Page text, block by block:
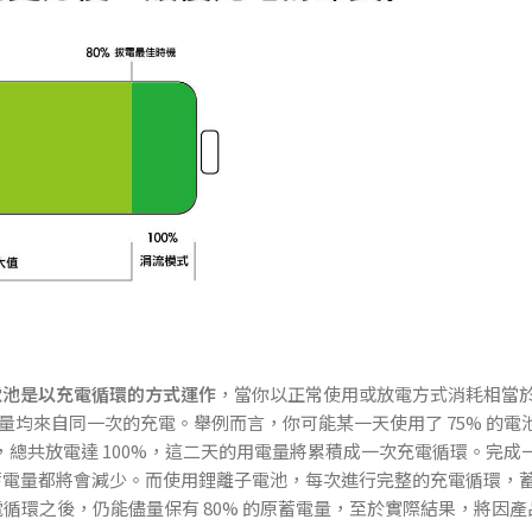
是以充電循環的方式運作 ，當你以正常使用或放電方式消耗相當
來自同一次的充電。舉例而言，你可能某一天使用了 75% 的電
共放電達 100%，這二天的用電量將累積成一次充電循環。完成
量都將會減少。而使用鋰離子電池，每次進行完整的充電循環，
環之後，仍能儘量保有 80% 的原蓄電量，至於實際結果，將因產